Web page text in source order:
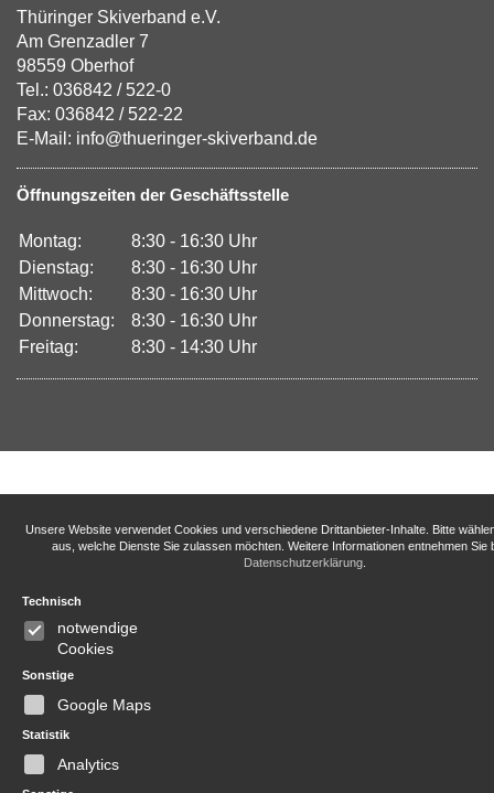
Thüringer Skiverband e.V.
Am Grenzadler 7
98559 Oberhof
Tel.: 036842 / 522-0
Fax: 036842 / 522-22
E-Mail: info@thueringer-skiverband.de
Öffnungszeiten der Geschäftsstelle
Montag:
8:30 - 16:30 Uhr
Dienstag:
8:30 - 16:30 Uhr
Mittwoch:
8:30 - 16:30 Uhr
Donnerstag:
8:30 - 16:30 Uhr
Freitag:
8:30 - 14:30 Uhr
Unsere Website verwendet Cookies und verschiedene Drittanbieter-Inhalte. Bitte
aus, welche Dienste Sie zulassen möchten. Weitere Informationen entnehmen Sie
Datenschutzerklärung.
Technisch
notwendige
Cookies
Sonstige
Google Maps
Statistik
Analytics